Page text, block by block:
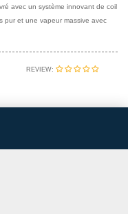
avec un système innovant de coil
pur et une vapeur massive avec
REVIEW: